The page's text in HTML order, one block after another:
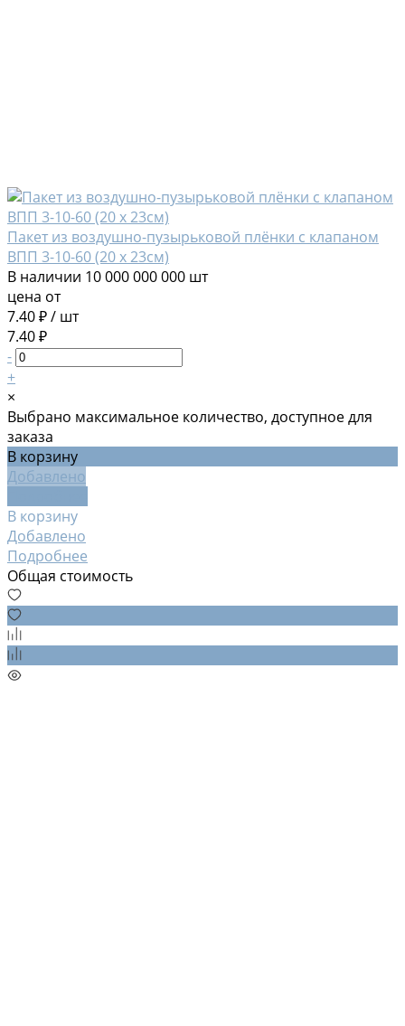
Пакет из воздушно-пузырьковой плёнки с клапаном
ВПП 3-10-60 (20 х 23см)
В наличии 10 000 000 000 шт
цена от
7.40 ₽/ шт
7.40 ₽
-
+
×
Выбрано максимальное количество, доступное для
заказа
В корзину
Добавлено
В корзину
Добавлено
Подробнее
Общая стоимость